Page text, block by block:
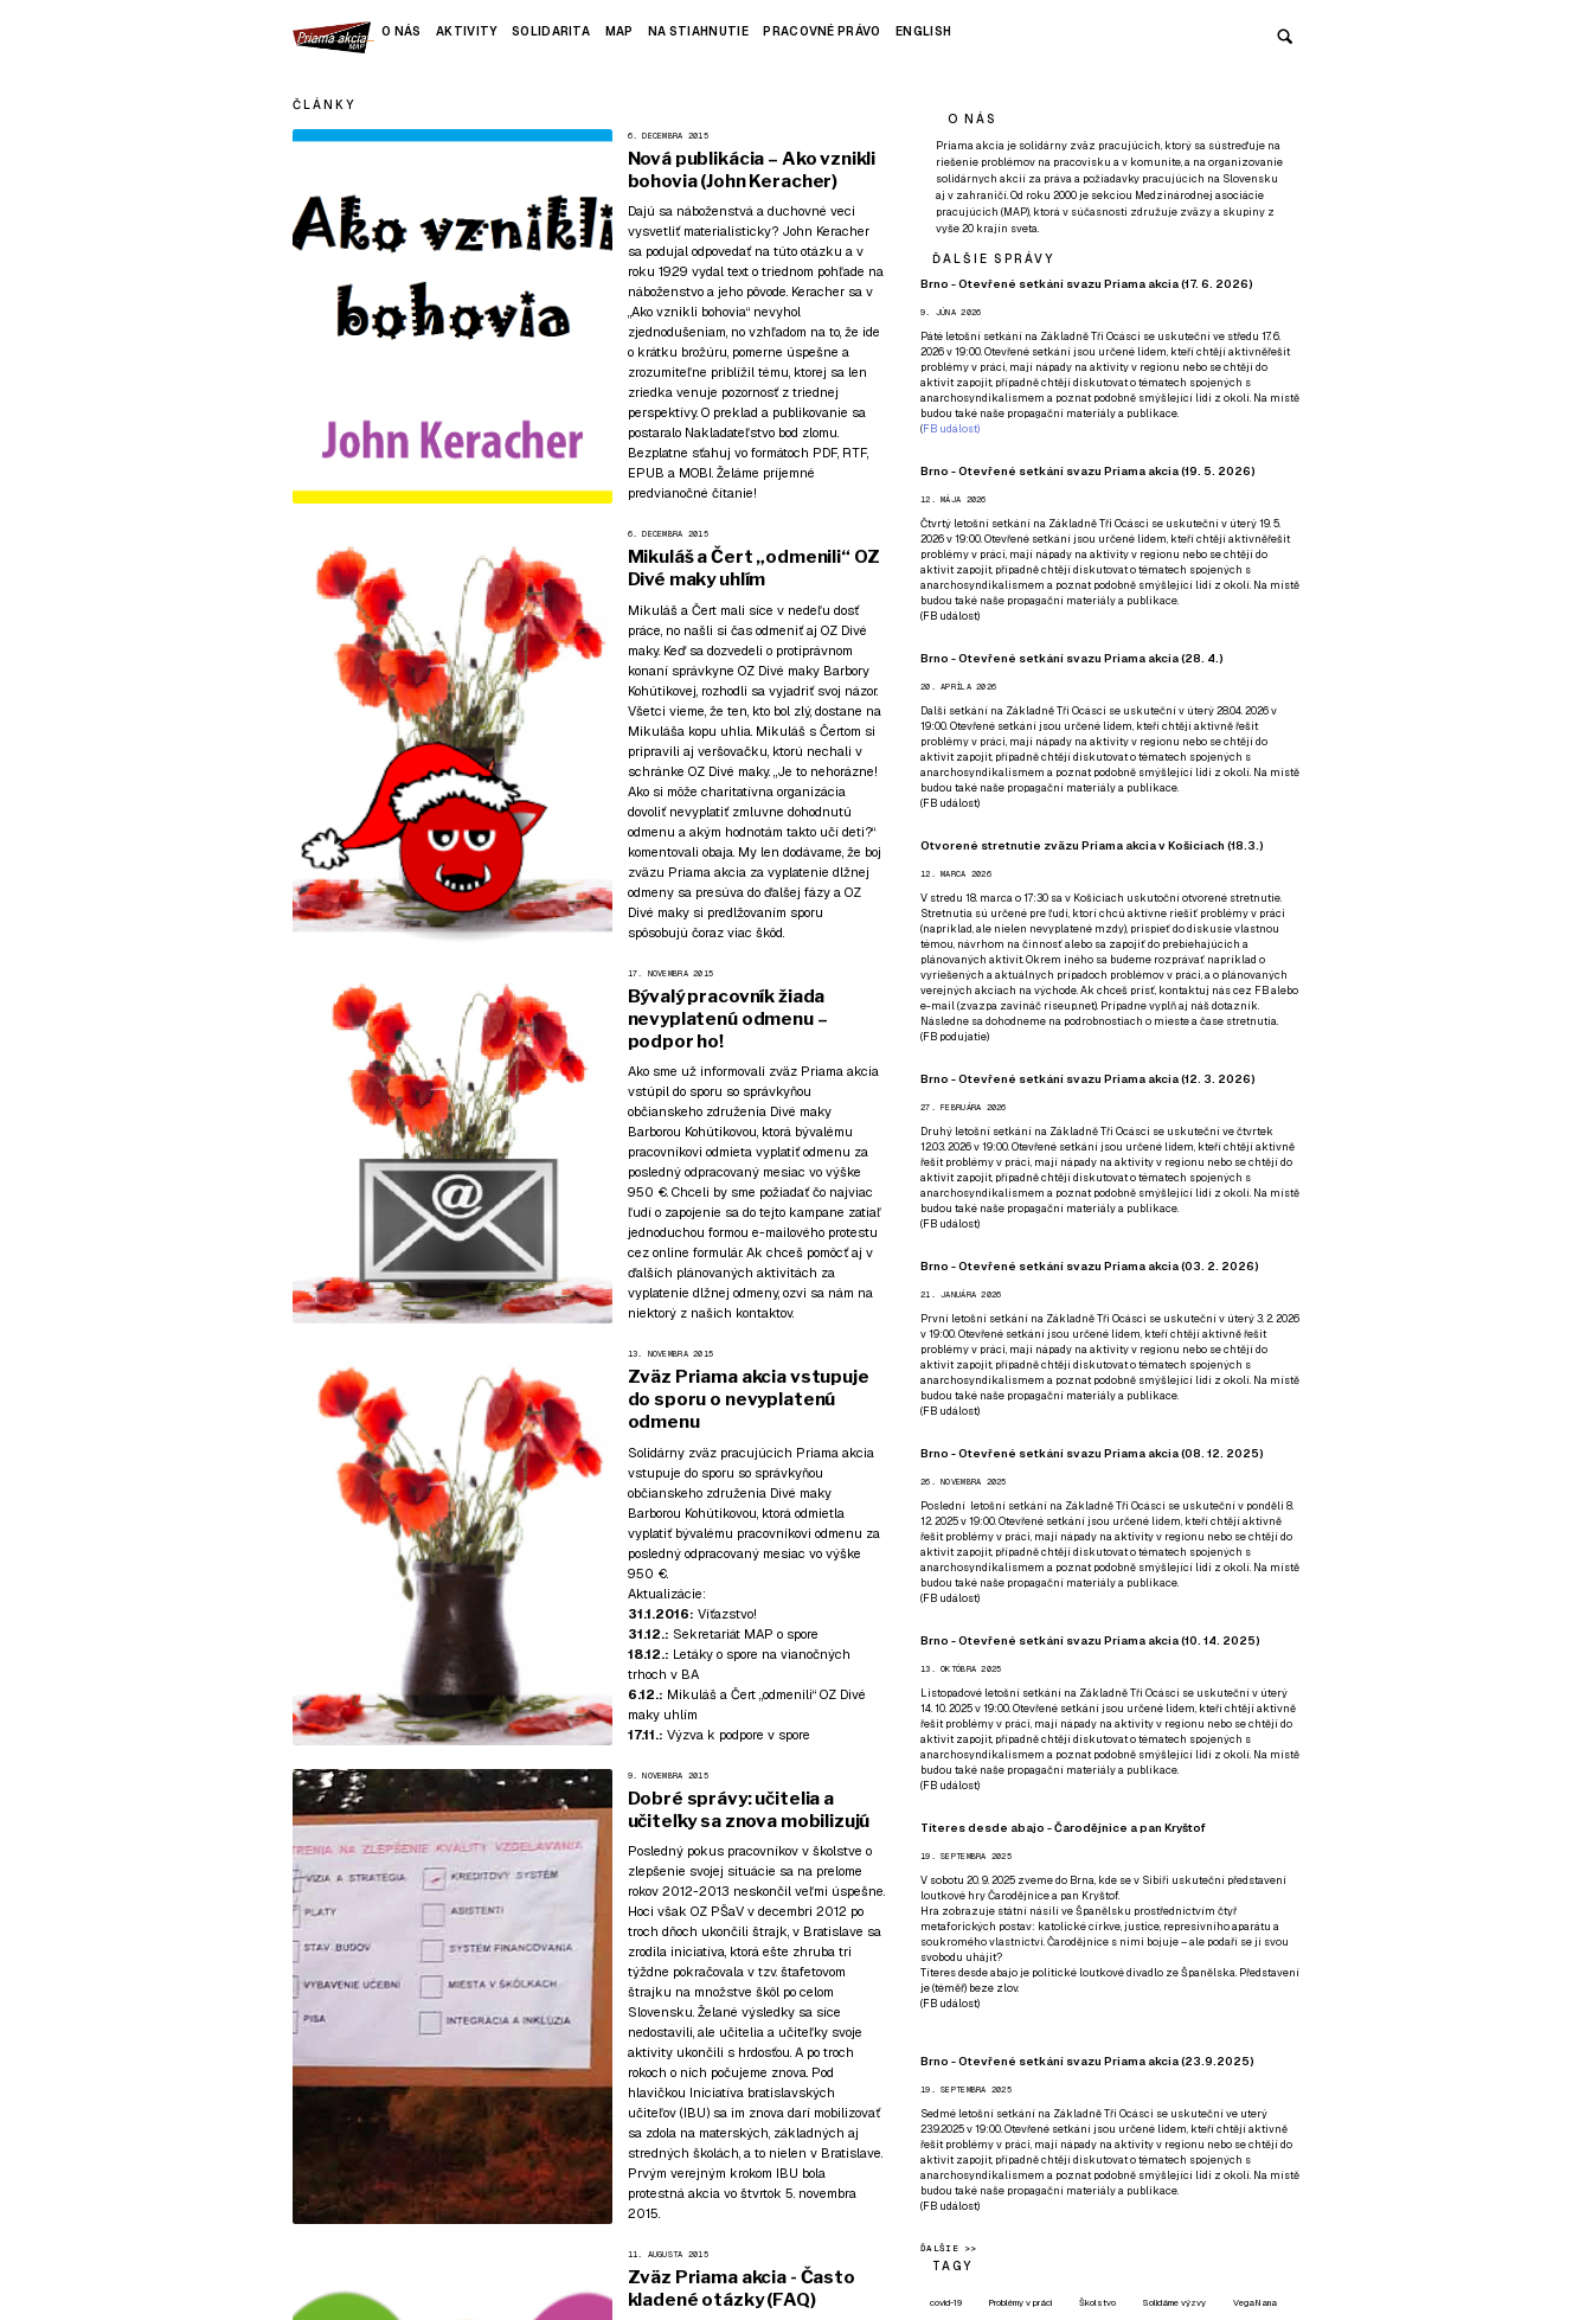
O NÁS AKTIVITY SOLIDARITA MAP NA STIAHNUTIE PRACOVNÉ PRÁVO ENGLISH
ČLÁNKY
6. DECEMBRA 2015
Nová publikácia – Ako vznikli
bohovia (John Keracher)
Dajú sa náboženstvá a duchovné veci
vysvetliť materialisticky? John Keracher
sa podujal odpovedať na túto otázku a v
roku 1929 vydal text o triednom pohľade na
náboženstvo a jeho pôvode. Keracher sa v
„Ako vznikli bohovia“ nevyhol
zjednodušeniam, no vzhľadom na to, že ide
o krátku brožúru, pomerne úspešne a
zrozumiteľne priblížil tému, ktorej sa len
zriedka venuje pozornosť z triednej
perspektívy. O preklad a publikovanie sa
postaralo Nakladateľstvo bod zlomu.
Bezplatne sťahuj vo formátoch PDF, RTF,
EPUB a MOBI. Želáme príjemné
predvianočné čítanie!
6. DECEMBRA 2015
Mikuláš a Čert „odmenili“ OZ
Divé maky uhlím
Mikuláš a Čert mali síce v nedeľu dosť
práce, no našli si čas odmeniť aj OZ Divé
maky. Keď sa dozvedeli o protiprávnom
konaní správkyne OZ Divé maky Barbory
Kohútikovej, rozhodli sa vyjadriť svoj názor.
Všetci vieme, že ten, kto bol zlý, dostane na
Mikuláša kopu uhlia. Mikuláš s Čertom si
pripravili aj veršovačku, ktorú nechali v
schránke OZ Divé maky. „Je to nehorázne!
Ako si môže charitatívna organizácia
dovoliť nevyplatiť zmluvne dohodnutú
odmenu a akým hodnotám takto učí deti?“
komentovali obaja. My len dodávame, že boj
zväzu Priama akcia za vyplatenie dlžnej
odmeny sa presúva do ďalšej fázy a OZ
Divé maky si predlžovaním sporu
spôsobujú čoraz viac škôd.
17. NOVEMBRA 2015
Bývalý pracovník žiada
nevyplatenú odmenu –
podpor ho!
Ako sme už informovali zväz Priama akcia
vstúpil do sporu so správkyňou
občianskeho združenia Divé maky
Barborou Kohútikovou, ktorá bývalému
pracovníkovi odmieta vyplatiť odmenu za
posledný odpracovaný mesiac vo výške
950 €. Chceli by sme požiadať čo najviac
ľudí o zapojenie sa do tejto kampane zatiaľ
jednoduchou formou e-mailového protestu
cez online formulár. Ak chceš pomôcť aj v
ďalších plánovaných aktivitách za
vyplatenie dlžnej odmeny, ozvi sa nám na
niektorý z našich kontaktov.
13. NOVEMBRA 2015
Zväz Priama akcia vstupuje
do sporu o nevyplatenú
odmenu
Solidárny zväz pracujúcich Priama akcia
vstupuje do sporu so správkyňou
občianskeho združenia Divé maky
Barborou Kohútikovou, ktorá odmietla
vyplatiť bývalému pracovníkovi odmenu za
posledný odpracovaný mesiac vo výške
950 €.
Aktualizácie:
31.1.2016: Víťazstvo!
31.12.: Sekretariát MAP o spore
18.12.: Letáky o spore na vianočných
trhoch v BA
6.12.: Mikuláš a Čert „odmenili“ OZ Divé
maky uhlím
17.11.: Výzva k podpore v spore
9. NOVEMBRA 2015
Dobré správy: učitelia a
učiteľky sa znova mobilizujú
Posledný pokus pracovníkov v školstve o
zlepšenie svojej situácie sa na prelome
rokov 2012-2013 neskončil veľmi úspešne.
Hoci však OZ PŠaV v decembri 2012 po
troch dňoch ukončili štrajk, v Bratislave sa
zrodila iniciatíva, ktorá ešte zhruba tri
týždne pokračovala v tzv. štafetovom
štrajku na množstve škôl po celom
Slovensku. Želané výsledky sa síce
nedostavili, ale učitelia a učiteľky svoje
aktivity ukončili s hrdosťou. A po troch
rokoch o nich počujeme znova. Pod
hlavičkou Iniciatíva bratislavských
učiteľov (IBU) sa im znova darí mobilizovať
sa zdola na materských, základných aj
stredných školách, a to nielen v Bratislave.
Prvým verejným krokom IBU bola
protestná akcia vo štvrtok 5. novembra
2015.
11. AUGUSTA 2015
Zväz Priama akcia - Často
kladené otázky (FAQ)
O NÁS
Priama akcia je solidárny zväz pracujúcich, ktorý sa sústreďuje na
riešenie problémov na pracovisku a v komunite, a na organizovanie
solidárnych akcií za práva a požiadavky pracujúcich na Slovensku
aj v zahraničí. Od roku 2000 je sekciou Medzinárodnej asociácie
pracujúcich (MAP), ktorá v súčasnosti združuje zväzy a skupiny z
vyše 20 krajín sveta.
ĎALŠIE SPRÁVY
Brno - Otevřené setkání svazu Priama akcia (17. 6. 2026)
9. JÚNA 2026
Páté letošní setkání na Základně Tři Ocásci se uskuteční ve středu 17. 6.
2026 v 19:00. Otevřené setkání jsou určené lidem, kteří chtějí aktivněřešit
problémy v práci, mají nápady na aktivity v regionu nebo se chtějí do
aktivit zapojit, případně chtějí diskutovat o tématech spojených s
anarchosyndikalismem a poznat podobně smýšlející lidi z okolí. Na místě
budou také naše propagační materiály a publikace.
(FB událost)
Brno - Otevřené setkání svazu Priama akcia (19. 5. 2026)
12. MÁJA 2026
Čtvrtý letošní setkání na Základně Tři Ocásci se uskuteční v úterý 19. 5.
2026 v 19:00. Otevřené setkání jsou určené lidem, kteří chtějí aktivněřešit
problémy v práci, mají nápady na aktivity v regionu nebo se chtějí do
aktivit zapojit, případně chtějí diskutovat o tématech spojených s
anarchosyndikalismem a poznat podobně smýšlející lidi z okolí. Na místě
budou také naše propagační materiály a publikace.
(FB událost)
Brno - Otevřené setkání svazu Priama akcia (28. 4.)
20. APRÍLA 2026
Další setkání na Základně Tři Ocásci se uskuteční v úterý 28.04. 2026 v
19:00. Otevřené setkání jsou určené lidem, kteří chtějí aktivně řešit
problémy v práci, mají nápady na aktivity v regionu nebo se chtějí do
aktivit zapojit, případně chtějí diskutovat o tématech spojených s
anarchosyndikalismem a poznat podobně smýšlející lidi z okolí. Na místě
budou také naše propagační materiály a publikace.
(FB událost)
Otvorené stretnutie zväzu Priama akcia v Košiciach (18.3.)
12. MARCA 2026
V stredu 18. marca o 17:30 sa v Košiciach uskutoční otvorené stretnutie.
Stretnutia sú určené pre ľudí, ktorí chcú aktívne riešiť problémy v práci
(napríklad, ale nielen nevyplatené mzdy), prispieť do diskusie vlastnou
témou, návrhom na činnosť alebo sa zapojiť do prebiehajúcich a
plánovaných aktivít. Okrem iného sa budeme rozprávať napríklad o
vyriešených a aktuálnych prípadoch problémov v práci, a o plánovaných
verejných akciach na východe. Ak chceš prísť, kontaktuj nás cez FBalebo
e-mail (zvazpa zavináč riseup.net). Prípadnevyplň aj náš dotazník.
Následne sa dohodneme na podrobnostiach o mieste a čase stretnutia.
(FB podujatie)
Brno - Otevřené setkání svazu Priama akcia (12. 3. 2026)
27. FEBRUÁRA 2026
Druhý letošní setkání na Základně Tři Ocásci se uskuteční ve čtvrtek
12.03. 2026 v 19:00. Otevřené setkání jsou určené lidem, kteří chtějí aktivně
řešit problémy v práci, mají nápady na aktivity v regionu nebo se chtějí do
aktivit zapojit, případně chtějí diskutovat o tématech spojených s
anarchosyndikalismem a poznat podobně smýšlející lidi z okolí. Na místě
budou také naše propagační materiály a publikace.
(FB událost)
Brno - Otevřené setkání svazu Priama akcia (03. 2. 2026)
21. JANUÁRA 2026
První letošní setkání na Základně Tři Ocásci se uskuteční v úterý 3. 2. 2026
v 19:00. Otevřené setkání jsou určené lidem, kteří chtějí aktivně řešit
problémy v práci, mají nápady na aktivity v regionu nebo se chtějí do
aktivit zapojit, případně chtějí diskutovat o tématech spojených s
anarchosyndikalismem a poznat podobně smýšlející lidi z okolí. Na místě
budou také naše propagační materiály a publikace.
(FB událost)
Brno - Otevřené setkání svazu Priama akcia (08. 12. 2025)
26. NOVEMBRA 2025
Poslední letošní setkání na Základně Tři Ocásci se uskuteční v ponděli 8.
12. 2025 v 19:00. Otevřené setkání jsou určené lidem, kteří chtějí aktivně
řešit problémy v práci, mají nápady na aktivity v regionu nebo se chtějí do
aktivit zapojit, případně chtějí diskutovat o tématech spojených s
anarchosyndikalismem a poznat podobně smýšlející lidi z okolí. Na místě
budou také naše propagační materiály a publikace.
(FB událost)
Brno - Otevřené setkání svazu Priama akcia (10. 14. 2025)
13. OKTÓBRA 2025
Listopadové letošní setkání na Základně Tři Ocásci se uskuteční v úterý
14. 10. 2025 v 19:00. Otevřené setkání jsou určené lidem, kteří chtějí aktivně
řešit problémy v práci, mají nápady na aktivity v regionu nebo se chtějí do
aktivit zapojit, případně chtějí diskutovat o tématech spojených s
anarchosyndikalismem a poznat podobně smýšlející lidi z okolí. Na místě
budou také naše propagační materiály a publikace.
(FB událost)
Títeres desde abajo - Čarodějnice a pan Kryštof
19. SEPTEMBRA 2025
V sobotu 20. 9. 2025 zveme do Brna, kde se v Sibiři uskuteční představení
loutkové hry Čarodějnice a pan Kryštof.
Hra zobrazuje státní násilí ve Španělsku prostřednictvím čtyř
metaforických postav: katolické církve, justice, represivního aparátu a
soukromého vlastnictví. Čarodějnice s nimi bojuje – ale podaří se jí svou
svobodu uhájit?
Títeres desde abajo je politické loutkové divadlo ze Španělska. Představení
je (téměř) beze zlov.
(FB událost)
Brno - Otevřené setkání svazu Priama akcia (23.9.2025)
19. SEPTEMBRA 2025
Sedmé letošní setkání na Základně Tři Ocásci se uskuteční ve uterý
23.9.2025 v 19:00. Otevřené setkání jsou určené lidem, kteří chtějí aktivně
řešit problémy v práci, mají nápady na aktivity v regionu nebo se chtějí do
aktivit zapojit, případně chtějí diskutovat o tématech spojených s
anarchosyndikalismem a poznat podobně smýšlející lidi z okolí. Na místě
budou také naše propagační materiály a publikace.
(FB událost)
ĎALŠIE >>
TAGY
covid-19 Problémy v práci Školstvo Solidárne výzvy VegaNana